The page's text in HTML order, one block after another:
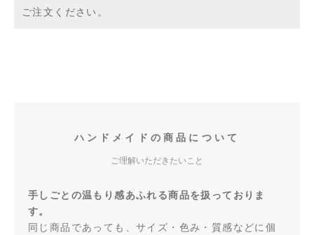
ご注文ください。
ハンドメイドの商品について
ご理解いただきたいこと
手しごとの温もり感あふれる商品を扱っておりま
す。
同じ商品であっても、サイズ・色み・質感などに個